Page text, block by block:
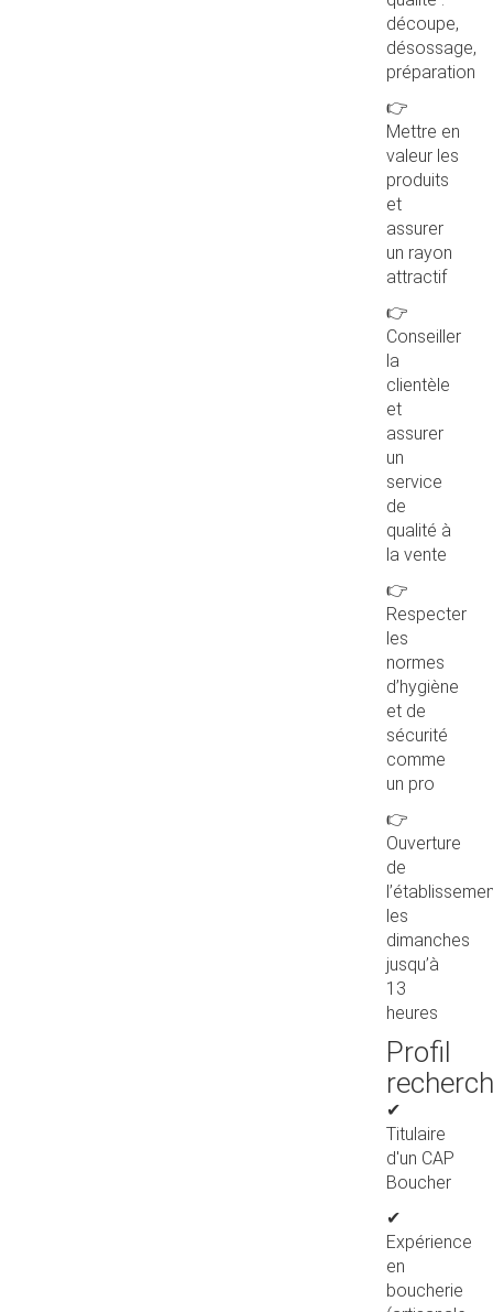
découpe,
désossage,
préparation
👉
Mettre en
valeur les
produits
et
assurer
un rayon
attractif
👉
Conseiller
la
clientèle
et
assurer
un
service
de
qualité à
la vente
👉
Respecter
les
normes
d’hygiène
et de
sécurité
comme
un pro
👉
Ouverture
de
les
dimanches
jusqu’à
13
heures
Profil
✔
Titulaire
d'un CAP
Boucher
✔
Expérience
en
boucherie